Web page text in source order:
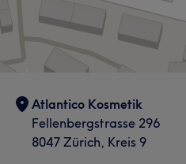
Atlantico Kosmetik
Fellenbergstrasse 296
8047 Zürich, Kreis 9